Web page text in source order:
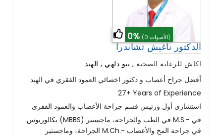
0% (0 الأصوات)
الدكتور ناغيش تشاندرا
اكاش للرعاية الصحية , نيو دلهي , الهند
أفضل جراح أعصاب و دكتور اخصائي العمود الفقري في الهند
27+ Years of Experience
استشاري أول ورئيس قسم جراحة الأعصاب والعمود الفقري
بكالوريوس (MBBS) في الطب والجراحة، ماجستير M.S.- في
الجراحة، وماجستير M.Ch.- في جراحة المخ والأعصاب